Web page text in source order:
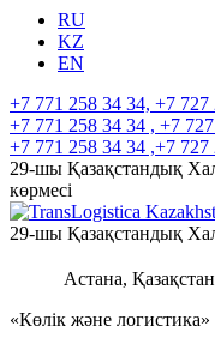
RU
KZ
EN
+7 771 258 34 34, +7 727
+7 771 258 34 34 , +7
+7 771 258 34 34 ,+7 727
29-шы Қазақстандық
көрмесі
Астана, Қазақстан
29-шы Қазақстандық
«Көлік және логистика»